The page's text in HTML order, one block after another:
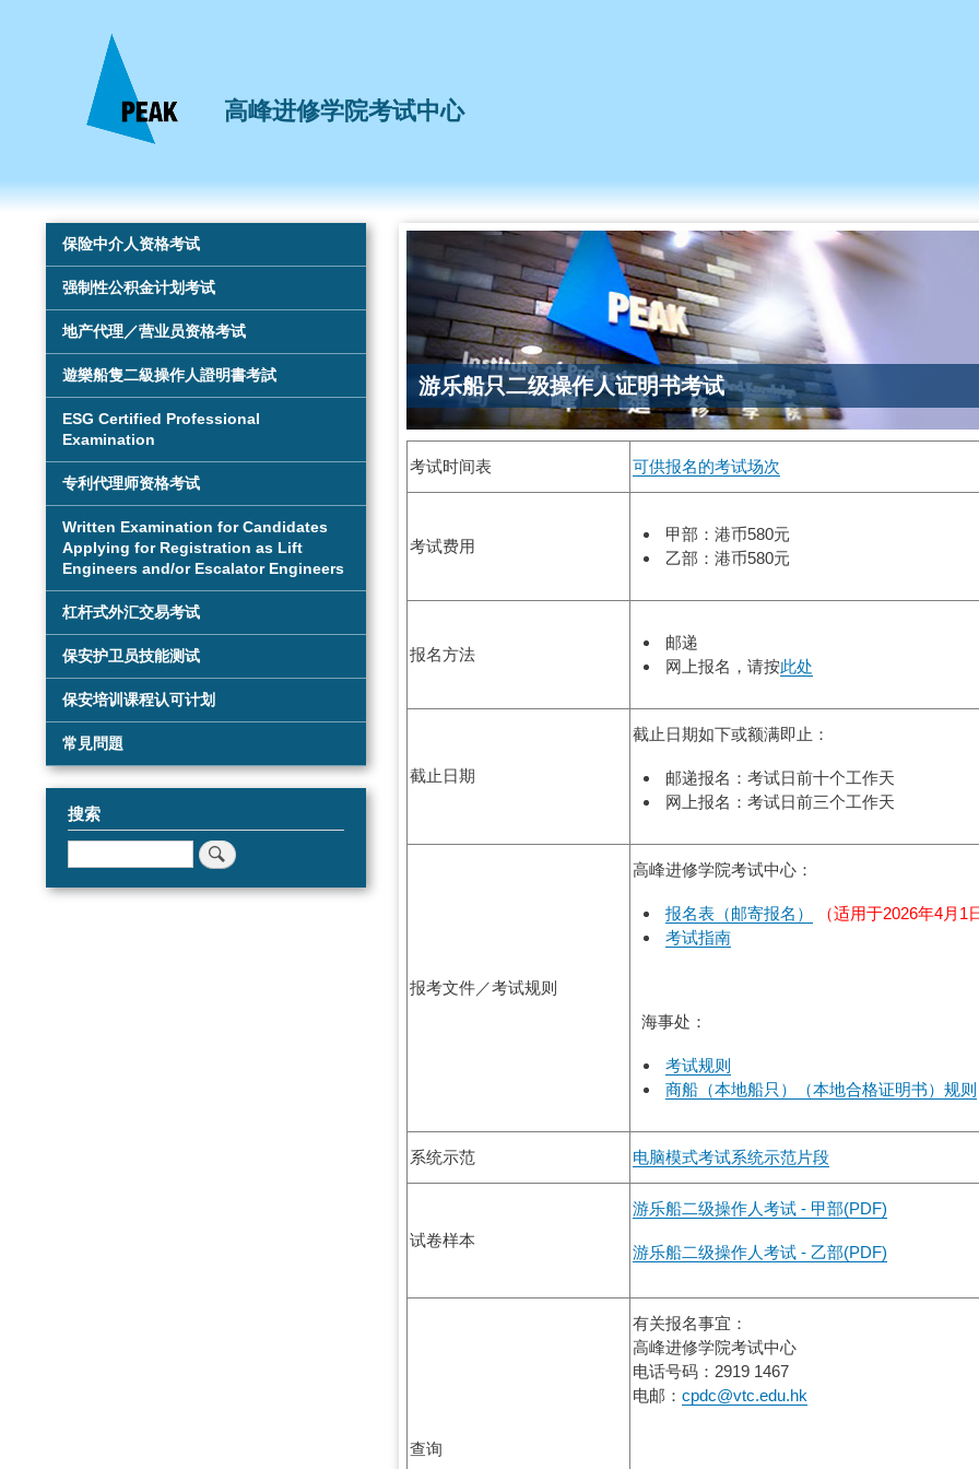
高峰进修学院考试中心
Main
navigation
保险中介人资格考试
强制性公积金计划考试
地产代理／营业员资格考试
遊樂船隻二級操作人證明書考試
ESG Certified Professional
Examination
专利代理师资格考试
Written Examination for Candidates
Applying for Registration as Lift
Engineers and/or Escalator Engineers
杠杆式外汇交易考试
保安护卫员技能测试
保安培训课程认可计划
常見問題
搜索
索
游乐船只二级操作人证明书考试
考试时间表 可供报名的考试场次
考试费用
甲部：港币580元
乙部：港币580元
报名方法
邮递
网上报名，请按此处
截止日期
截止日期如下或额满即止：
邮递报名：考试日前十个工作天
网上报名：考试日前三个工作天
报考文件／考试规则
高峰进修学院考试中心：
报名表（邮寄报名）
（适用于2026年4月1
考试指南
海事处：
考试规则
商船（本地船只）（本地合格证明书）规则
系统示范 电脑模式考试系统示范片段
试卷样本
游乐船二级操作人考试 - 甲部(PDF)
游乐船二级操作人考试 - 乙部(PDF)
查询
有关报名事宜：
高峰进修学院考试中心
电话号码：2919 1467
电邮： cpdc@vtc.edu.hk